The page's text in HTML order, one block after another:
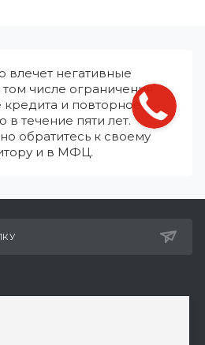
влечет негативные
том числе ограничения
кредита и повторное
в течение пяти лет.
обратитесь к своему
и в МФЦ.